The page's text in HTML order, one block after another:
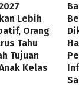
Lebih
Orang
Tahu
Tujuan
Kelas